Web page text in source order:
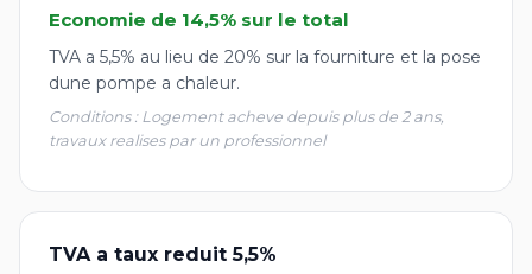
Economie de 14,5% sur le total
TVA a 5,5% au lieu de 20% sur la fourniture et la pose
dune pompe a chaleur.
Conditions : Logement acheve depuis plus de 2 ans,
travaux realises par un professionnel
TVA a taux reduit 5,5%